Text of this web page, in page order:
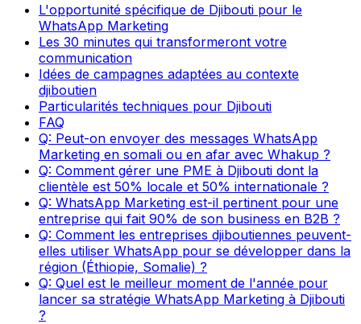
L'opportunité spécifique de Djibouti pour le
WhatsApp Marketing
Les 30 minutes qui transformeront votre
communication
Idées de campagnes adaptées au contexte
djiboutien
Particularités techniques pour Djibouti
FAQ
Q: Peut-on envoyer des messages WhatsApp
Marketing en somali ou en afar avec Whakup ?
Q: Comment gérer une PME à Djibouti dont la
clientèle est 50% locale et 50% internationale ?
Q: WhatsApp Marketing est-il pertinent pour une
entreprise qui fait 90% de son business en B2B ?
Q: Comment les entreprises djiboutiennes peuvent-
elles utiliser WhatsApp pour se développer dans la
région (Éthiopie, Somalie) ?
Q: Quel est le meilleur moment de l'année pour
lancer sa stratégie WhatsApp Marketing à Djibouti
?